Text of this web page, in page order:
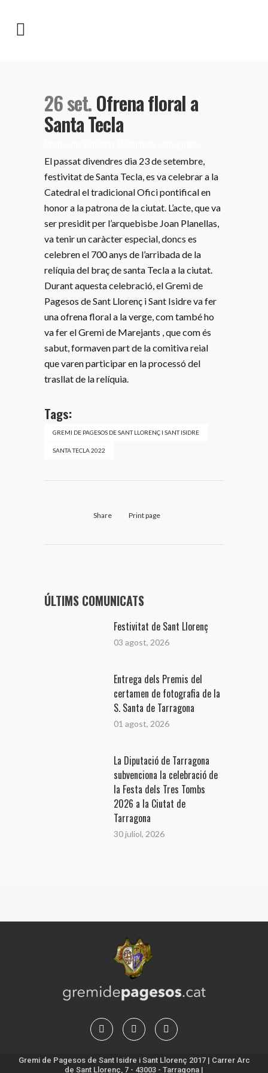
26 set.Ofrena floral a
Santa Tecla
El passat divendres dia 23 de setembre,
festivitat de Santa Tecla, es va celebrar a la
Catedral el tradicional Ofici pontifical en
honor a la patrona de la ciutat. L’acte, que va
ser presidit per l’arquebisbe Joan Planellas,
va tenir un caràcter especial, doncs es
celebren el 700 anys de l’arribada de la
relíquia del braç de santa Tecla a la ciutat.
Durant aquesta celebració, el Gremi de
Pagesos de Sant Llorenç i Sant Isidre va fer
una ofrena floral a la verge, com també ho
va fer el Gremi de Marejants , que com és
sabut, formaven part de la comitiva reial
que varen participar en la processó del
trasllat de la relíquia.
Tags:
GREMI DE PAGESOS DE SANT LLORENÇ I SANT ISIDRE
SANTA TECLA 2022
Share Print page
ÚLTIMS COMUNICATS
Festivitat de Sant Llorenç
03 agost, 2026
Entrega dels Premis del
certamen de fotografia de la
S. Santa de Tarragona
01 agost, 2026
La Diputació de Tarragona
subvenciona la celebració de
la Festa dels Tres Tombs
2026 a la Ciutat de
Tarragona
30 juliol, 2026
Gremi de Pagesos de Sant Isidre i Sant Llorenç 2017 | Carrer Arc
de Sant Llorenç, 7 - 43003 - Tarragona |